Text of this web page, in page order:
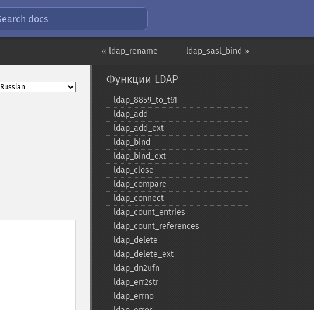
docs
ldap_sasl_bind »
« ldap_rename
Функции LDAP
ldap_​8859_​to_​t61
ldap_​add
ldap_​add_​ext
ldap_​bind
ldap_​bind_​ext
ldap_​close
ldap_​compare
ldap_​connect
ldap_​count_​entries
ldap_​count_​references
ldap_​delete
ldap_​delete_​ext
ldap_​dn2ufn
ldap_​err2str
ldap_​errno